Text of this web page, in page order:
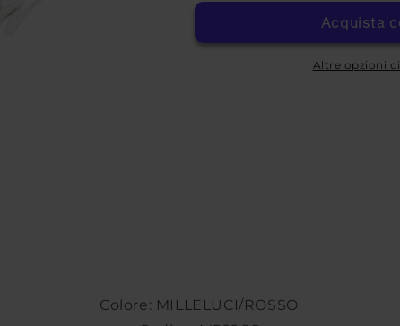
M582CC
Altre opzioni
Colore: MILLELUCI/ROSSO